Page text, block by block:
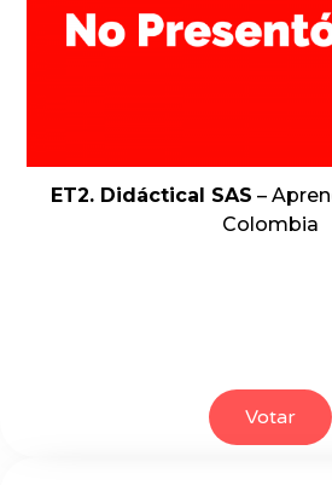
ET2. Didáctical SAS –
Colombia
Votar